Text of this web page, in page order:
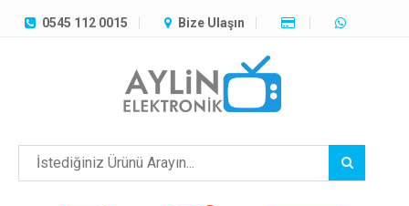
0545 112 0015 Bize Ulaşın
TÜM